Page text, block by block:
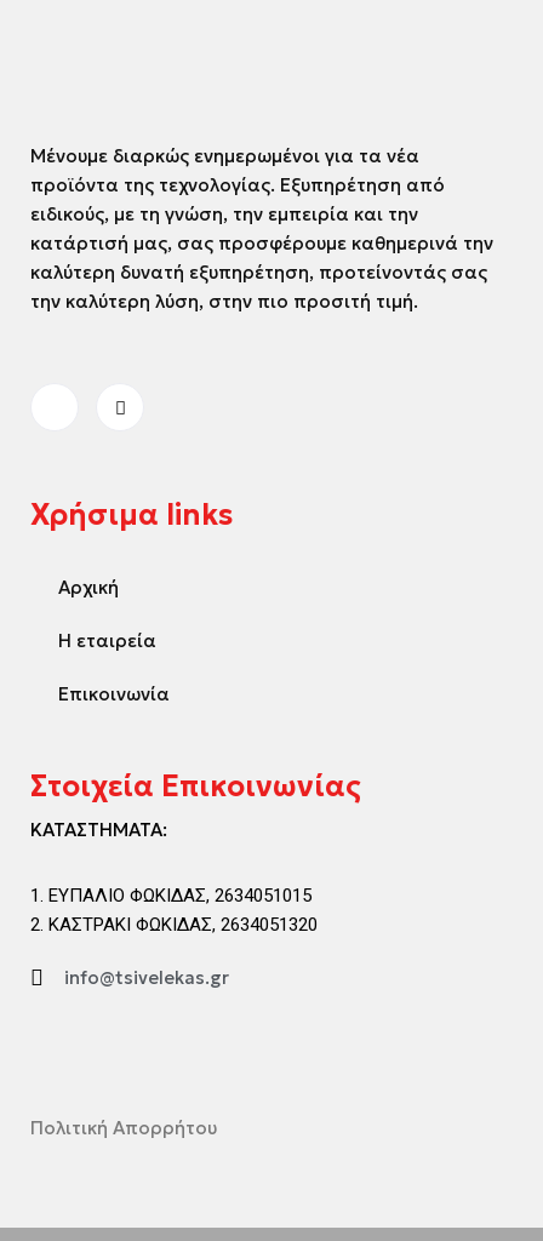
Μένουμε διαρκώς ενημερωμένοι για τα νέα
προϊόντα της τεχνολογίας. Εξυπηρέτηση από
ειδικούς, με τη γνώση, την εμπειρία και την
κατάρτισή μας, σας προσφέρουμε καθημερινά την
καλύτερη δυνατή εξυπηρέτηση, προτείνοντάς σας
την καλύτερη λύση, στην πιο προσιτή τιμή.
Χρήσιμα links
Αρχική
Η εταιρεία
Επικοινωνία
Στοιχεία Επικοινωνίας
ΚΑΤΑΣΤΗΜΑΤΑ:
ΕΥΠΑΛΙΟ ΦΩΚΙΔΑΣ, 2634051015
ΚΑΣΤΡΑΚΙ ΦΩΚΙΔΑΣ, 2634051320
info@tsivelekas.gr
Πολιτική Απορρήτου